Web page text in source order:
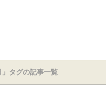
」タグの記事一覧